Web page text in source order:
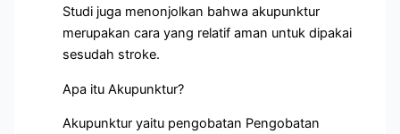
Studi juga menonjolkan bahwa akupunktur
merupakan cara yang relatif aman untuk dipakai
sesudah stroke.
Apa itu Akupunktur?
Akupunktur yaitu pengobatan Pengobatan